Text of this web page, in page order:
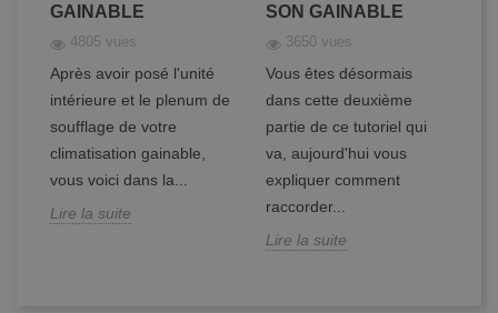
GAINABLE
4805 vues
Après avoir posé l'unité
intérieure et le plenum de
soufflage de votre
climatisation gainable,
vous voici dans la...
Lire la suite
SON GAINABLE
3650 vues
Vous êtes désormais
dans cette deuxième
partie de ce tutoriel qui
va, aujourd'hui vous
expliquer comment
raccorder...
Lire la suite